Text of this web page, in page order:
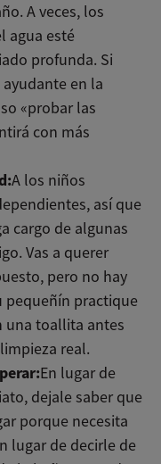
A veces, los
agua esté
profunda. Si
en la
«probar las
con más
A los niños
así que
cargo de algunas
Vas a querer
pero no hay
pequeñín practique
una toallita antes
real.
En lugar de
dejale saber que
porque necesita
lugar de decirle de